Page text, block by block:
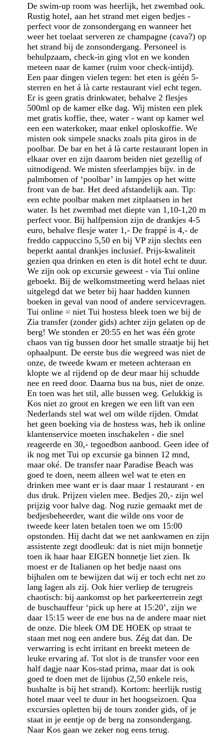
De swim-up room was heerlijk, het zwembad ook.
Rustig hotel, aan het strand met eigen bedjes -
perfect voor de zonsondergang en wanneer het
weer het toelaat serveren ze champagne (cava?) op
het strand bij de zonsondergang. Personeel is
behulpzaam, check-in ging vlot en we konden
meteen naar de kamer (ruim voor check-intijd).
Een paar dingen vielen tegen: het eten is géén 5-
sterren en het á là carte restaurant viel echt tegen.
Er is geen gratis drinkwater, behalve 2 flesjes
500ml op de kamer elke dag. Wij misten een plek
met gratis koffie, thee, water - want op kamer wel
een een waterkoker, maar enkel oploskoffie. We
misten ook simpele snacks zoals pita giros in de
poolbar. De bar en het á là carte restaurant lopen in
elkaar over en zijn daarom beiden niet gezellig of
uitnodigend. We misten sfeerlampjes bijv. in de
palmbomen of ‘poolbar’ in lampjes op het witte
front van de bar. Het deed afstandelijk aan. Tip:
een echte poolbar maken met zitplaatsen in het
water. Is het zwembad met diepte van 1,10-1,20 m
perfect voor. Bij halfpension zijn de drankjes 4-5
euro, behalve flesje water 1,- De frappé is 4,- de
freddo cappuccino 5,50 en bij VP zijn slechts een
beperkt aantal drankjes inclusief. Prijs-kwaliteit
gezien qua drinken en eten is dit hotel echt te duur.
We zijn ook op excursie geweest - via Tui online
geboekt. Bij de welkomstmeeting werd helaas niet
uitgelegd dat we beter bij haar hadden kunnen
boeken in geval van nood of andere servicevragen.
Tui online = niet Tui hostess bleek toen we bij de
Zia transfer (zonder gids) achter zijn gelaten op de
berg! We stonden er 20:55 en het was één grote
chaos van tig bussen door het smalle straatje bij het
ophaalpunt. De eerste bus die wegreed was niet de
onze, de tweede kwam er meteen achteraan en
klopte we al rijdend op de deur maar hij schudde
nee en reed door. Daarna bus na bus, niet de onze.
En toen was het stil, alle bussen weg. Gelukkig is
Kos niet zo groot en kregen we een lift van een
Nederlands stel wat wel om wilde rijden. Omdat
het geen boeking via de hostess was, heb ik online
klantenservice moeten inschakelen - die snel
reageerde en 30,- tegoedbon aanbood. Geen idee of
ik nog met Tui op excursie ga binnen 12 mnd,
maar oké. De transfer naar Paradise Beach was
goed te doen, neem alleen wel wat te eten en
drinken mee want er is daar maar 1 restaurant - en
dus druk. Prijzen vielen mee. Bedjes 20,- zijn wel
prijzig voor halve dag. Nog ruzie gemaakt met de
bedjesbeheerder, want die wilde ons voor de
tweede keer laten betalen toen we om 15:00
opstonden. Hij dacht dat we net aankwamen en zijn
assistente zegt doodleuk: dat is niet mijn bonnetje
toen ik haar haar EIGEN bonnetje liet zien. Ik
moest er de Italianen op het bedje naast ons
bijhalen om te bewijzen dat wij er toch echt net zo
lang lagen als zij. Ook hier verliep de terugreis
chaotisch: bij aankomst op het parkeerterrein zegt
de buschauffeur ‘pick up here at 15:20’, zijn we
daar 15:15 weer de ene bus na de andere maar niet
de onze. Die bleek OM DE HOEK op straat te
staan met nog een andere bus. Zég dat dan. De
verwarring is echt irritant en breekt meteen de
leuke ervaring af. Tot slot is de transfer voor een
half dagje naar Kos-stad prima, maar dat is ook
goed te doen met de lijnbus (2,50 enkele reis,
bushalte is bij het strand). Kortom: heerlijk rustig
hotel maar veel te duur in het hoogseizoen. Qua
excursies opletten bij de tours zonder gids, of je
staat in je eentje op de berg na zonsondergang.
Naar Kos gaan we zeker nog eens terug.